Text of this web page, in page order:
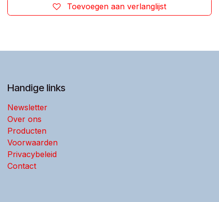
Toevoegen aan verlanglijst
Handige links
Newsletter
Over ons
Producten
Voorwaarden
Privacybeleid
Contact